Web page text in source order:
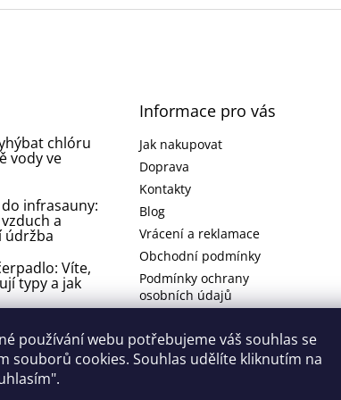
používání webu potřebujeme váš souhlas se
souborů cookies. Souhlas udělíte kliknutím na
chlóru
vody ve
infrasauny:
a
údržba
Víte,
typy a jak
nebo
jak se jí
odstranit ji?
Informace pro vás
Jak nakupovat
Doprava
Kontakty
Blog
Vrácení a reklamace
Obchodní podmínky
Podmínky ochrany
osobních údajů